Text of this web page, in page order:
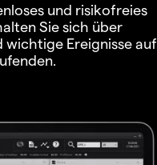
und risikofreies
Sie sich über
Ereignisse auf